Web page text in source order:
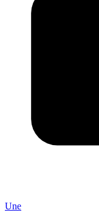
Une